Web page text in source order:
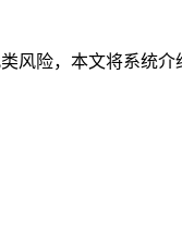
风险，本文将系统介